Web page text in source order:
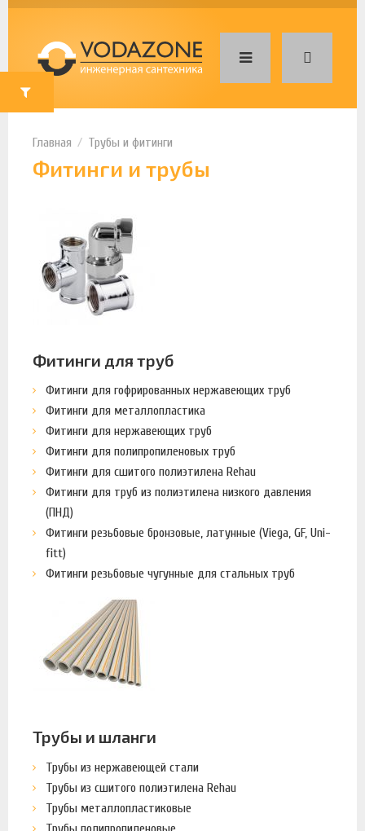
Трубы и фитинги
Фитинги и трубы
Фитинги для труб
Фитинги для гофрированных нержавеющих труб
Фитинги для металлопластика
Фитинги для нержавеющих труб
Фитинги для полипропиленовых труб
Фитинги для сшитого полиэтилена Rehau
Фитинги для труб из полиэтилена низкого давления
(ПНД)
Фитинги резьбовые бронзовые, латунные (Viega, GF, Uni-
fitt)
Фитинги резьбовые чугунные для стальных труб
Трубы и шланги
Трубы из нержавеющей стали
Трубы из сшитого полиэтилена Rehau
Трубы металлопластиковые